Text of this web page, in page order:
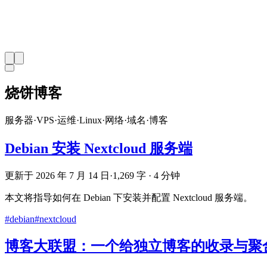
烧饼博客
服务器·VPS·运维·Linux·网络·域名·博客
Debian 安装 Nextcloud 服务端
更新于 2026 年 7 月 14 日 ·1,269 字 · 4 分钟
本文将指导如何在 Debian 下安装并配置 Nextcloud 服务端。
#debian#nextcloud
博客大联盟：一个给独立博客的收录与聚